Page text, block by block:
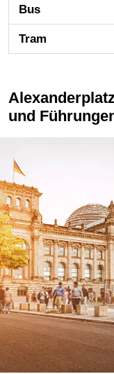
Bus
Tram
Alexanderplatz: Veranstaltungen, Touren
und